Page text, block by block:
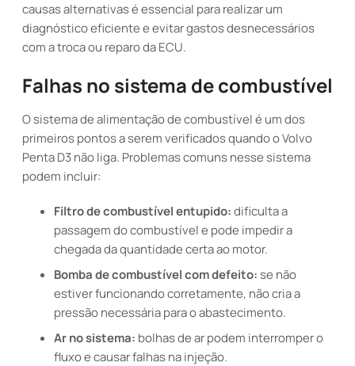
causas alternativas é essencial para realizar um
diagnóstico eficiente e evitar gastos desnecessários
com a troca ou reparo da ECU.
Falhas no sistema de combustível
O sistema de alimentação de combustível é um dos
primeiros pontos a serem verificados quando o Volvo
Penta D3 não liga. Problemas comuns nesse sistema
podem incluir:
Filtro de combustível entupido:dificulta a
passagem do combustível e pode impedir a
chegada da quantidade certa ao motor.
Bomba de combustível com defeito:se não
estiver funcionando corretamente, não cria a
pressão necessária para o abastecimento.
Ar no sistema: bolhas de ar podem interromper o
fluxo e causar falhas na injeção.